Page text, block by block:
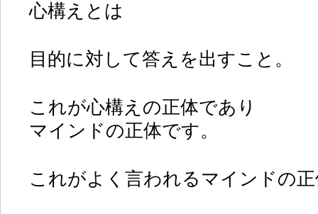
心構えとは
目的に対して答えを出すこと。
これが心構えの正体であり
マインドの正体です。
これがよく言われるマインドの